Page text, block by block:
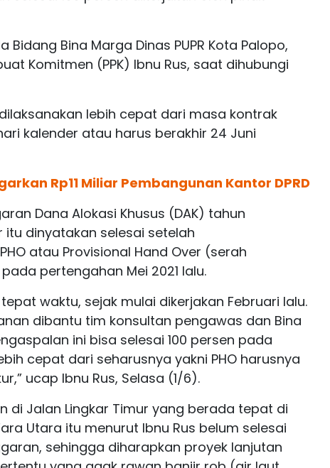
Bina Marga Dinas PUPR Kota Palopo,
Komitmen (PPK) Ibnu Rus, saat dihubungi
lebih cepat dari masa kontrak
kalender atau harus berakhir 24 Juni
Rp11 Miliar Pembangunan Kantor DPRD
Dana Alokasi Khusus (DAK) tahun
itu dinyatakan selesai setelah
atau Provisional Hand Over (serah
pertengahan Mei 2021 lalu.
waktu, sejak mulai dikerjakan Februari lalu.
dibantu tim konsultan pengawas dan Bina
ini bisa selesai 100 persen pada
cepat dari seharusnya yakni PHO harusnya
ucap Ibnu Rus, Selasa (1/6).
di Jalan Lingkar Timur yang berada tepat di
Utara itu menurut Ibnu Rus belum selesai
sehingga diharapkan proyek lanjutan